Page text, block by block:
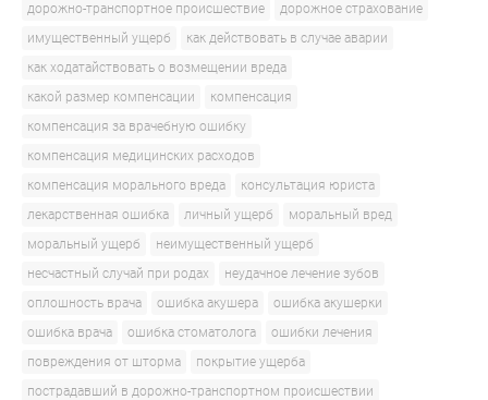
дорожно-транспортное происшествие
дорожное страхование
имущественный ущерб
как действовать в случае аварии
как ходатайствовать о возмещении вреда
какой размер компенсации
компенсация
компенсация за врачебную ошибку
компенсация медицинских расходов
компенсация морального вреда
консультация юриста
лекарственная ошибка
личный ущерб
моральный вред
моральный ущерб
неимущественный ущерб
несчастный случай при родах
неудачное лечение зубов
оплошность врача
ошибка акушера
ошибка акушерки
ошибка врача
ошибка стоматолога
ошибки лечения
повреждения от шторма
покрытие ущерба
пострадавший в дорожно-транспортном происшествии